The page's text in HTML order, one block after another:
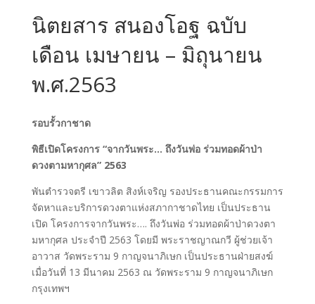
นิตยสาร สนองโอฐ ฉบับ
เดือน เมษายน – มิถุนายน
พ.ศ.2563
รอบรั้วกาชาด
พิธีเปิดโครงการ “จากวันพระ… ถึงวันพ่อ ร่วมทอดผ้าป่า
ดวงตามหากุศล” 2563
พันตํารวจตรี เขาวลิต สิงห์เจริญ รองประธานคณะกรรมการ
จัดหาและบริการดวงตาแห่งสภากาชาดไทย เป็นประธาน
เปิด โครงการจากวันพระ…. ถึงวันพ่อ ร่วมทอดผ้าป่าดวงตา
มหากุศล ประจําปี 2563 โดยมี พระราชญาณกวี ผู้ช่วยเจ้า
อาวาส วัดพระราม 9 กาญจนาภิเษก เป็นประธานฝ่ายสงฆ์
เมื่อวันที่ 13 มีนาคม 2563 ณ วัดพระราม 9 กาญจนาภิเษก
กรุงเทพฯ